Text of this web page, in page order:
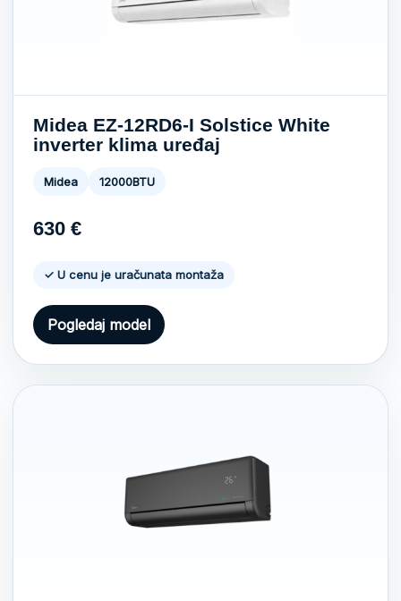
Midea EZ-12RD6-I Solstice White
inverter klima uređaj
Midea 12000BTU
630 €
✓ U cenu je uračunata montaža
Pogledaj model